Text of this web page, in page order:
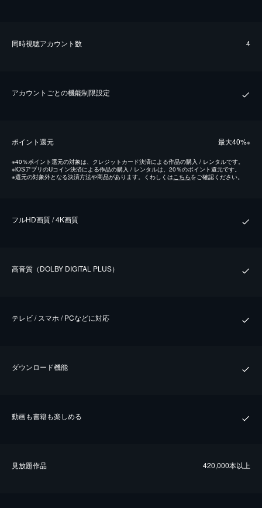
同時視聴アカウント数 4
アカウントごとの機能制限設定
ポイント還元 最⼤40%※
※40％ポイント還元の対象は、クレジットカード決済による作品の購入 / レンタルです。
※iOSアプリのUコイン決済による作品の購入 / レンタルは、20％のポイント還元です。
※還元の対象外となる決済方法や商品があります。くわしくはこちらをご確認ください。
フルHD画質 / 4K画質
⾼⾳質（DOLBY DIGITAL PLUS）
テレビ / スマホ / PCなどに対応
ダウンロード機能
動画も書籍も楽しめる
⾒放題作品 420,000本以上